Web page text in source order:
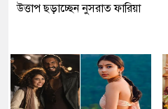
উত্তাপ ছড়াচ্ছেন নুসরাত ফারিয়া